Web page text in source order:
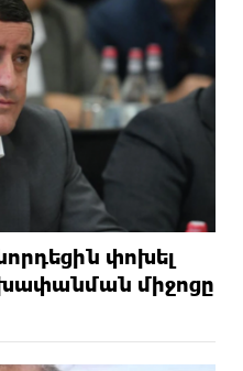
փոխել
միջոցը